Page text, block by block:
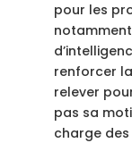
pour les
renforcer
relever
pas sa
charge